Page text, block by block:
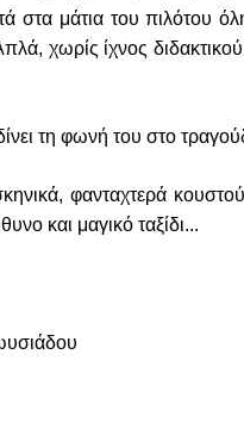
στα μάτια του πιλότου
χωρίς ίχνος
τη φωνή του στο
φανταχτερά
και μαγικό ταξίδι...